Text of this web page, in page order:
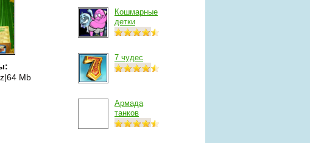
Mb
Кошмарные
детки
7 чудес
Армада
танков